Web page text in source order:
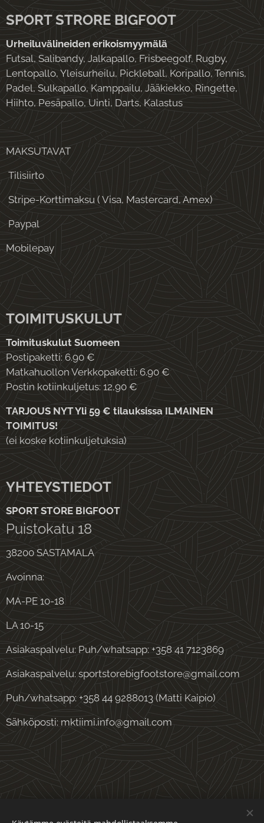
SPORT STRORE BIGFOOT
Urheiluvälineiden erikoismyymälä
Futsal, Salibandy, Jalkapallo, Frisbeegolf, Rugby,
Lentopallo, Yleisurheilu, Pickleball, Koripallo, Tennis,
Padel, Sulkapallo, Kamppailu, Jääkiekko, Ringette,
Hiihto, Pesäpallo, Uinti, Darts, Kalastus
MAKSUTAVAT
Tilisiirto
Stripe-Korttimaksu ( Visa, Mastercard, Amex)
Paypal
Mobilepay
TOIMITUSKULUT
Toimituskulut Suomeen
Postipaketti: 6.90 €
Matkahuollon Verkkopaketti: 6.90 €
Postin kotiinkuljetus: 12,90 €
TARJOUS NYT Yli 59 € tilauksissa ILMAINEN
TOIMITUS!
(ei koske kotiinkuljetuksia)
YHTEYSTIEDOT
SPORT STORE BIGFOOT
Puistokatu 18
38200 SASTAMALA
Avoinna:
MA-PE 10-18
LA 10-15
Asiakaspalvelu: Puh/whatsapp: +358 41 7123869
Asiakaspalvelu: sportstorebigfootstore@gmail.com
Puh/whatsapp: +358 44 9288013 (Matti Kaipio)
Sähköposti: mktiimi.info@gmail.com
Evästeet